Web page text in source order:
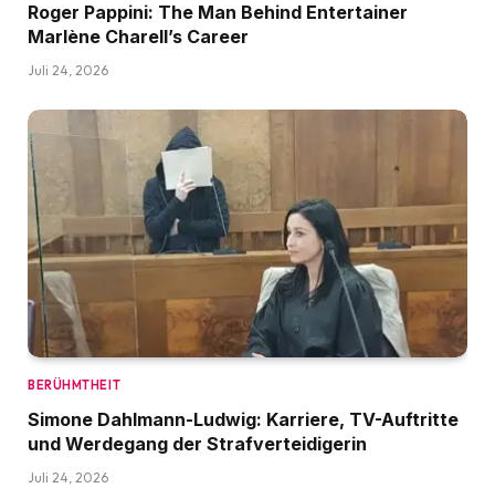
Roger Pappini: The Man Behind Entertainer
Marlène Charell’s Career
Juli 24, 2026
BERÜHMTHEIT
Simone Dahlmann-Ludwig: Karriere, TV-Auftritte
und Werdegang der Strafverteidigerin
Juli 24, 2026